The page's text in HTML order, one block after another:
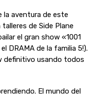
la aventura de este
de Side Plane
el gran show «1001
DRAMA de la familia 5!).
definitivo usando todos
El mundo del